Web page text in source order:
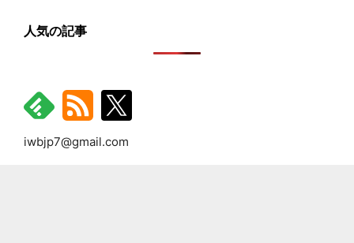
人気の記事
iwbjp7@gmail.com